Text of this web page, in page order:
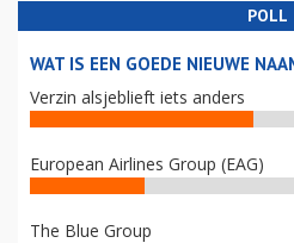
POLL
WAT IS EEN GOEDE NIEUWE
Verzin alsjeblieft iets anders
European Airlines Group (EAG)
The Blue Group